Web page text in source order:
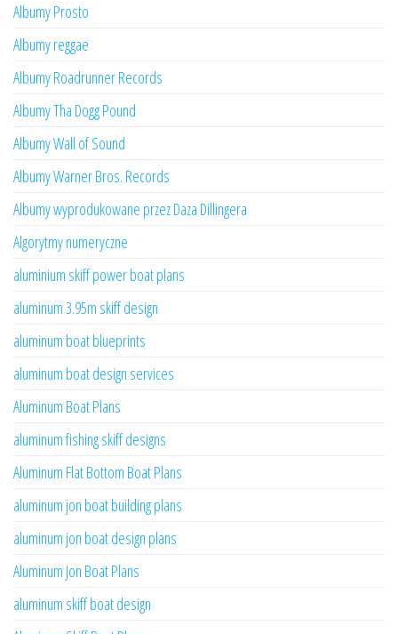
Albumy Prosto
Albumy reggae
Albumy Roadrunner Records
Albumy Tha Dogg Pound
Albumy Wall of Sound
Albumy Warner Bros. Records
Albumy wyprodukowane przez Daza Dillingera
Algorytmy numeryczne
aluminium skiff power boat plans
aluminum 3.95m skiff design
aluminum boat blueprints
aluminum boat design services
Aluminum Boat Plans
aluminum fishing skiff designs
Aluminum Flat Bottom Boat Plans
aluminum jon boat building plans
aluminum jon boat design plans
Aluminum Jon Boat Plans
aluminum skiff boat design